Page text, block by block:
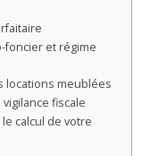
foncier et régime
locations meublées
fiscale
calcul de votre